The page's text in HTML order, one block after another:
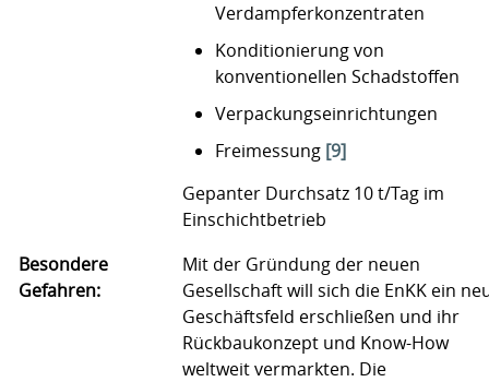
Verdampferkonzentraten
Konditionierung von
konventionellen Schadstoffen
Verpackungseinrichtungen
Freimessung [9]
Gepanter Durchsatz 10 t/Tag im
Einschichtbetrieb
Besondere
Gefahren:
Mit der Gründung der neuen
Gesellschaft will sich die EnKK ein
Geschäftsfeld erschließen und ihr
Rückbaukonzept und Know-How
weltweit vermarkten. Die